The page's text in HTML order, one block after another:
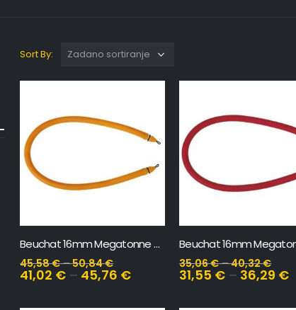
Sort By:
Beuchat 16mm Megatonne – Sandow
45,58€–50,84€
41,02 € – 45,76 €
35,06€–40,32€
31,55 € – 36,29 €